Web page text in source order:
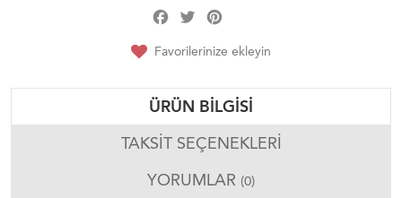
Facebook
Twitter
Favorilerinize ekleyin
ÜRÜN BILGISI
TAKSIT SEÇENEKLERI
YORUMLAR (0)